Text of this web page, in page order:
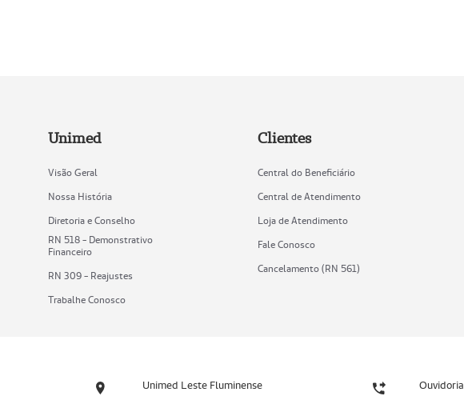
Unimed
Visão Geral
Nossa História
Diretoria e Conselho
RN 518 - Demonstrativo
Financeiro
RN 309 - Reajustes
Trabalhe Conosco
Clientes
Central do Beneficiário
Central de Atendimento
Loja de Atendimento
Fale Conosco
Cancelamento (RN 561)
Unimed Leste Fluminense Ouvidoria